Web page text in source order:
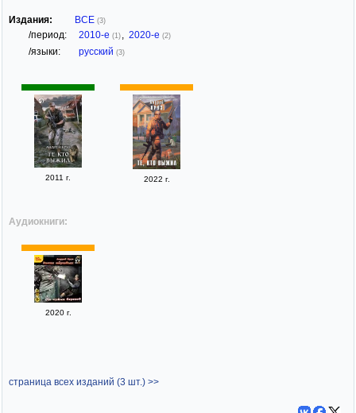
Издания: ВСЕ (3)
/период: 2010-е (1) 2020-е (2)
/языки: русский (3)
2011 г. 2022 г.
Аудиокниги:
2020 г.
страница всех изданий (3 шт.) >>